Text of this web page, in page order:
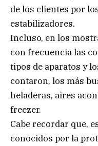
de los clientes por
estabilizadores.
Incluso, en los
con frecuencia las
tipos de aparatos y
contaron, los más
heladeras, aires
freezer.
Cabe recordar que,
conocidos por la